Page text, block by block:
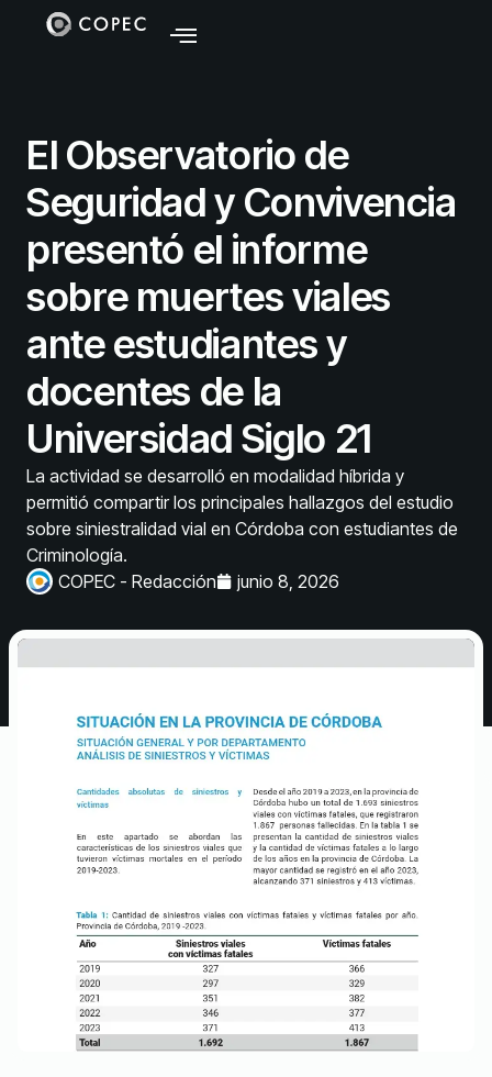
El Observatorio de
Seguridad y Convivencia
presentó el informe
sobre muertes viales
ante estudiantes y
docentes de la
Universidad Siglo 21
La actividad se desarrolló en modalidad híbrida y
permitió compartir los principales hallazgos del estudio
sobre siniestralidad vial en Córdoba con estudiantes de
Criminología.
COPEC - Redacción
junio 8, 2026